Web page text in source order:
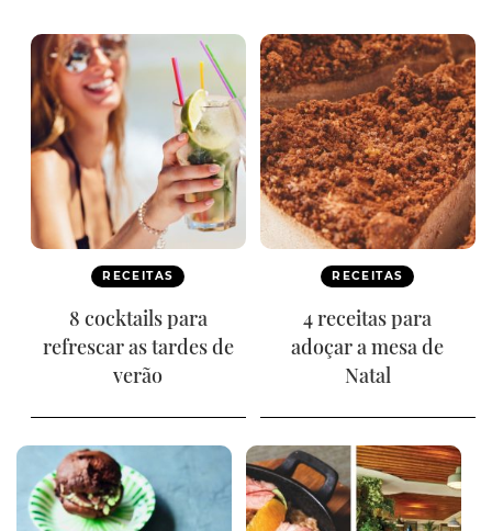
RECEITAS
8 cocktails para
refrescar as tardes de
verão
RECEITAS
4 receitas para
adoçar a mesa de
Natal